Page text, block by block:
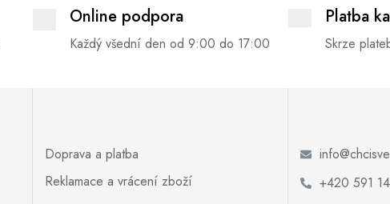
Online podpora
Každý všední den od 9:00 do 17:00
Platba
Skrze
Doprava a platba
Reklamace a vrácení zboží
+420 591